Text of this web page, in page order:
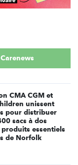
Carenews
CMA CGM et
unissent
pour distribuer
sacs à dos
essentiels
de Norfolk